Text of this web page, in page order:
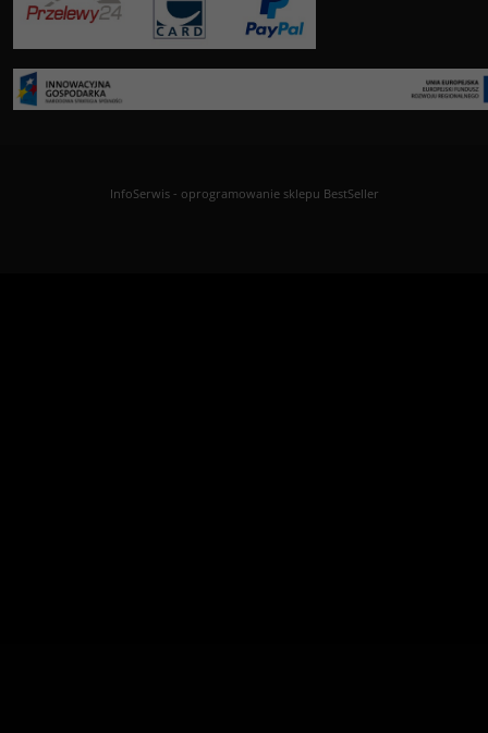
InfoSerwis- oprogramowanie sklepu BestSeller